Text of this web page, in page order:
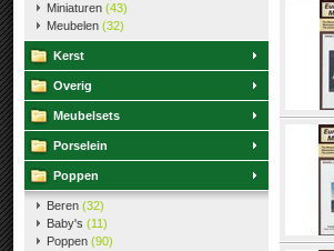
Miniaturen (43)
Meubelen (32)
Kerst
Overig
Meubelsets
Porselein
Poppen
Beren (32)
Baby's (11)
Poppen (90)